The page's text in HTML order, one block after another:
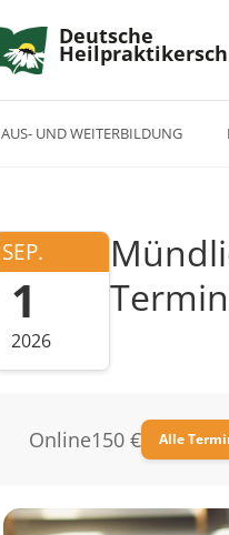
Deutsche
AUS- UND WEITERBILDUNG
SEP.
1
2026
Online150 € Alle